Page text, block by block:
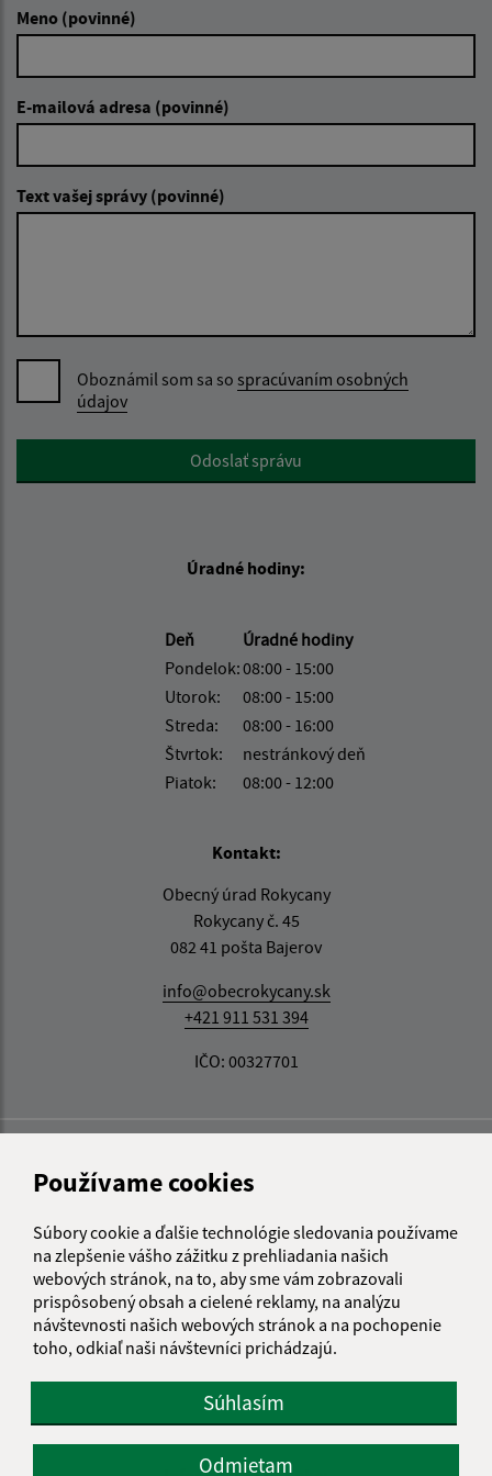
Používame cookies
Súbory cookie a ďalšie technológie sledovania používame
na zlepšenie vášho zážitku z prehliadania našich
webových stránok, na to, aby sme vám zobrazovali
prispôsobený obsah a cielené reklamy, na analýzu
návštevnosti našich webových stránok a na pochopenie
toho, odkiaľ naši návštevníci prichádzajú.
Súhlasím
Odmietam
Meno (povinné)
E-mailová adresa (povinné)
Text vašej správy (povinné)
Oboznámil som sa so spracúvaním osobných
údajov
Google reCaptcha ResponseOdoslať správu
Úradné hodiny:
Deň
Úradné hodiny
Pondelok:08:00 - 15:00
Utorok:
08:00 - 15:00
Streda:
08:00 - 16:00
Štvrtok:
nestránkový deň
Piatok:
08:00 - 12:00
Kontakt:
Obecný úrad Rokycany
Rokycany č. 45
082 41 pošta Bajerov
info@obecrokycany.sk
+421 911 531 394
IČO: 00327701